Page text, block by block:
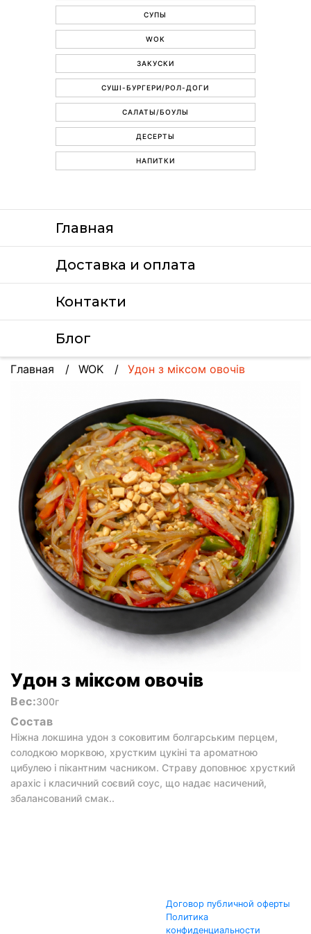
СУПЫ
WOK
ЗАКУСКИ
СУШІ-БУРГЕРИ/РОЛ-ДОГИ
САЛАТЫ/БОУЛЫ
ДЕСЕРТЫ
НАПИТКИ
Главная
Доставка и оплата
Контакти
Блог
Главная WOK Удон з міксом овочів
Удон з міксом овочів
Вес:300г
Состав
Ніжна локшина удон з соковитим болгарським перцем,
солодкою морквою, хрустким цукіні та ароматною
цибулею і пікантним часником. Страву доповнює хрусткий
арахіс і класичний соєвий соус, що надає насичений,
збалансований смак..
Договор публичной оферты
Политика
конфиденциальности